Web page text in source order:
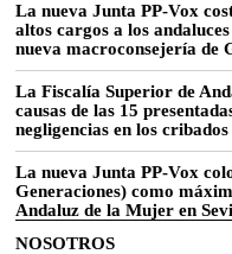
La nueva Junta PP-Vox
altos cargos a los
nueva macroconsejería de
La Fiscalía Superior de
causas de las 15
negligencias en los
La nueva Junta PP-Vox
Generaciones) como
Andaluz de la Mujer en
NOSOTROS